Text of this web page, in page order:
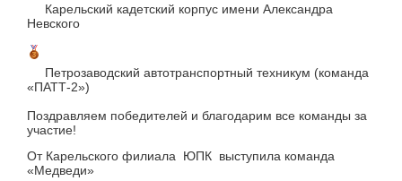
Карельский кадетский корпус имени Александра
Невского
Петрозаводский автотранспортный техникум (команда
«ПАТТ-2»)
Поздравляем победителей и благодарим все команды за
участие!
От Карельского филиала ЮПК выступила команда
«Медведи»